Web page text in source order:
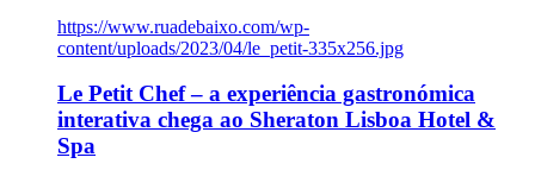
https://www.ruadebaixo.com/wp-
content/uploads/2023/04/le_petit-335x256.jpg
Le Petit Chef – a experiência gastronómica
interativa chega ao Sheraton Lisboa Hotel &
Spa